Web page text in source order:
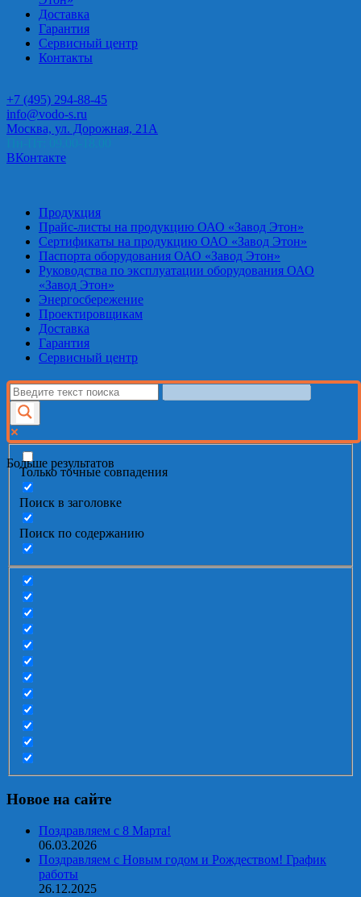
Доставка
Гарантия
Сервисный центр
Контакты
+7 (495) 294-88-45
info@vodo-s.ru
Москва, ул. Дорожная, 21А
ВКонтакте
Продукция
Прайс-листы на продукцию ОАО «Завод Этон»
Сертификаты на продукцию ОАО «Завод Этон»
Паспорта оборудования ОАО «Завод Этон»
Руководства по эксплуатации оборудования ОАО
«Завод Этон»
Энергосбережение
Проектировщикам
Доставка
Гарантия
Сервисный центр
Больше результатов
Только точные совпадения
Поиск в заголовке
Поиск по содержанию
Новое на сайте
Поздравляем с 8 Марта!
06.03.2026
Поздравляем с Новым годом и Рождеством! График
работы
26.12.2025